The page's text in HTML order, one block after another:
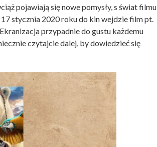
pojawiają się nowe pomysły, s świat filmu
stycznia 2020 roku do kin wejdzie film pt.
przypadnie do gustu każdemu
czytajcie dalej, by dowiedzieć się